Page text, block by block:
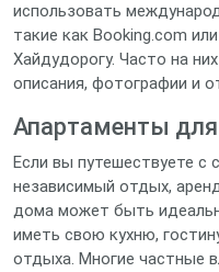
использовать
такие как Booking.com
Хайдудорогу. Часто на
описания, фотографии и
Апартаменты
Если вы путешествуете с
независимый отдых,
дома может быть
иметь свою кухню,
отдыха. Многие частные